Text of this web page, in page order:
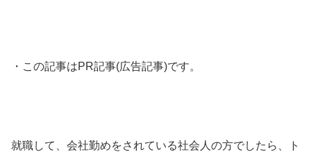
・この記事はPR記事(広告記事)です。
就職して、会社勤めをされている社会人の方でしたら、ト